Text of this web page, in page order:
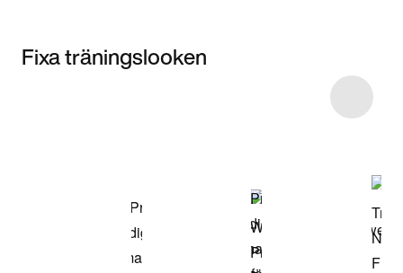
Fixa träningslooken